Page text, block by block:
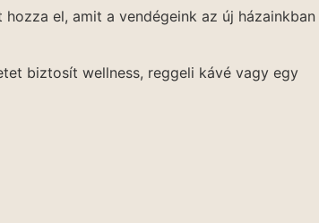
el, amit a vendégeink az új házainkban
biztosít wellness, reggeli kávé vagy egy